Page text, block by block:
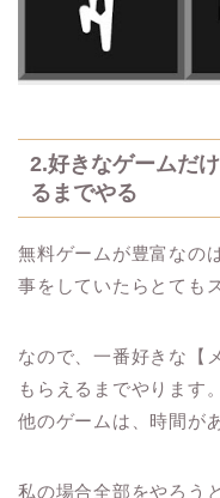
2.好きなゲームだ
るまでやる
無料ゲームが豊富なの
事をしていたらとても
なので、一番好きな【
もらえるまでやります。
他のゲームは、時間が
私の場合全部をやろう